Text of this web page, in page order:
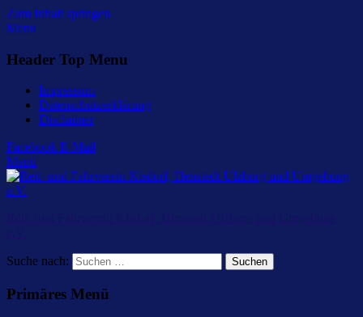
Zum Inhalt springen
Menu
Header Top Menu
Impressum
Datenschutzerklärung
Disclaimer
Facebook E-Mail
Menü
Suche nach:
Primäres Menü